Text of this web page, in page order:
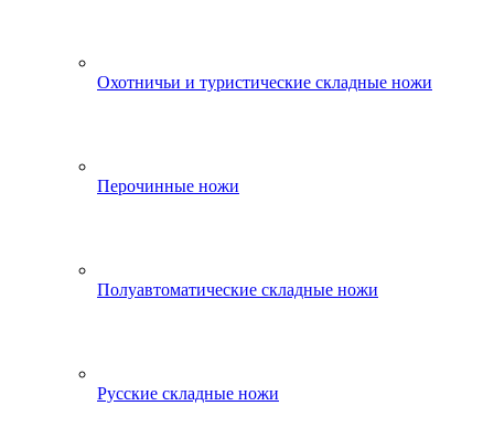
Охотничьи и туристические складные ножи
Перочинные ножи
Полуавтоматические складные ножи
Русские складные ножи